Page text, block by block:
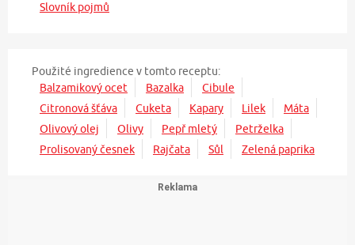
Slovník pojmů
Použité ingredience v tomto receptu:
Balzamikový ocet
Bazalka
Cibule
Citronová šťáva
Cuketa Kapary Lilek
Máta
Olivový olej
Olivy Pepř mletý
Petrželka
Prolisovaný česnek
Rajčata Sůl Zelená paprika